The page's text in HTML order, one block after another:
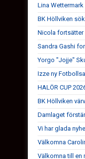
Lina
BK Höllviken
Nicola fortsätter
Sandra Gashi
Yorgo "Jojje"
Izze ny
HALÖR CUP
BK Höllviken
Damlaget
Vi har glada
Välkomna
Välkomna till en